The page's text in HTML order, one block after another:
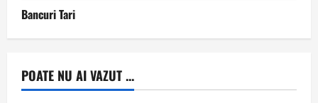
Bancuri Tari
POATE NU AI VAZUT ...